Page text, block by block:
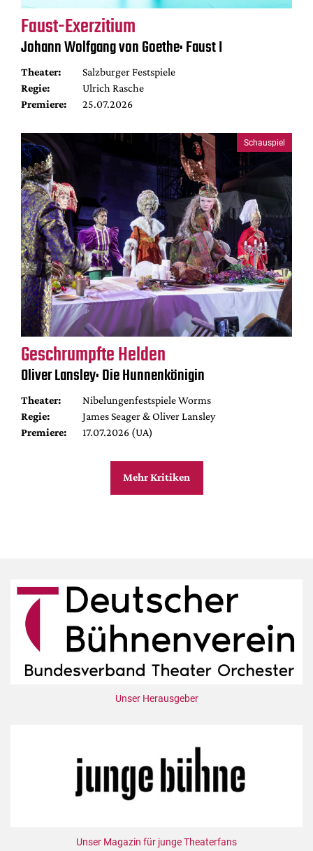
Faust-Exerzitium
Johann Wolfgang von Goethe: Faust I
Theater:
Salzburger Festspiele
Regie:
Ulrich Rasche
Premiere:
25.07.2026
Schauspiel
Geschrumpfte Helden
Oliver Lansley: Die Hunnenkönigin
Theater:
Nibelungenfestspiele Worms
Regie:
James Seager & Oliver Lansley
Premiere:
17.07.2026 (UA)
Mehr Kritiken
Unser Herausgeber
Unser Magazin für junge Theaterfans